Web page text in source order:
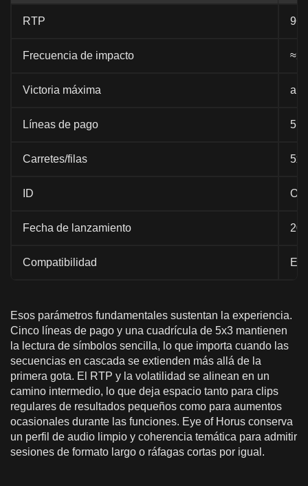
RTP
Frecuencia de impacto
Victoria máxima
Líneas de pago 5
Carretes/filas 5x3
ID
Fecha de lanzamiento
Compatibilidad
Esos parámetros fundamentales sustentan la experiencia.
Cinco líneas de pago y una cuadrícula de 5x3 mantienen
la lectura de símbolos sencilla, lo que importa cuando las
secuencias en cascada se extienden más allá de la
primera gota. El RTP y la volatilidad se alinean en un
camino intermedio, lo que deja espacio tanto para clips
regulares de resultados pequeños como para aumentos
ocasionales durante las funciones. Eye of Horus conserva
un perfil de audio limpio y coherencia temática para admitir
sesiones de formato largo o ráfagas cortas por igual.